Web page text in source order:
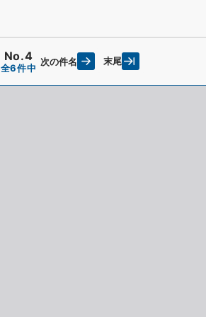
No.4
全6件中
次の件名 末尾